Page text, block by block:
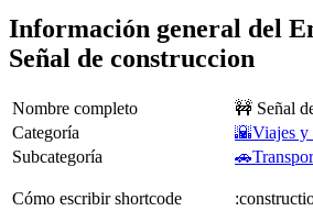
Información general del
Señal de construccion
Nombre completo
🚧 Señal
Categoría
🌇Viajes y
Subcategoría
Cómo escribir shortcode